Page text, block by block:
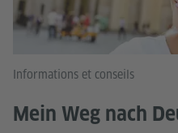
Informations et conseils
Mein Weg nach